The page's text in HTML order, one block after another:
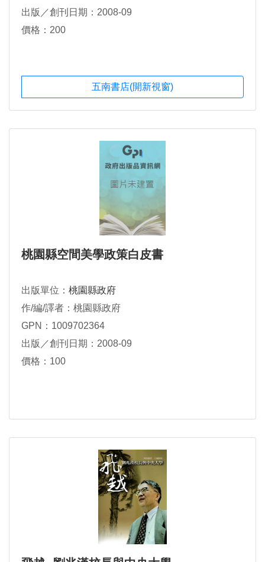
出版／創刊日期：2008-09
價格：200
五南書店(開新視窗)
桃園縣空間美學政策白皮書
出版單位： 桃園縣政府
作/編/譯者：桃園縣政府
GPN：1009702364
出版／創刊日期：2008-09
價格：100